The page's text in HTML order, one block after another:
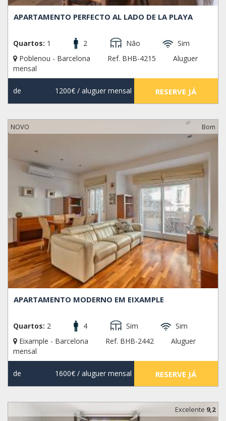
APARTAMENTO PERFECTO AL LADO DE LA PLAYA
Quartos: 1 2 Não
Sim
Poblenou - Barcelona
Ref. BHB-4215
Aluguer
mensal
de 1200€/ aluguer mensal RESERVE JÁ
NOVO Bom
APARTAMENTO MODERNO EM EIXAMPLE
Quartos: 2 4 Sim
Sim
Eixample - Barcelona
Ref. BHB-2442
Aluguer
mensal
de 1600€/ aluguer mensal RESERVE JÁ
Excelente 9,2